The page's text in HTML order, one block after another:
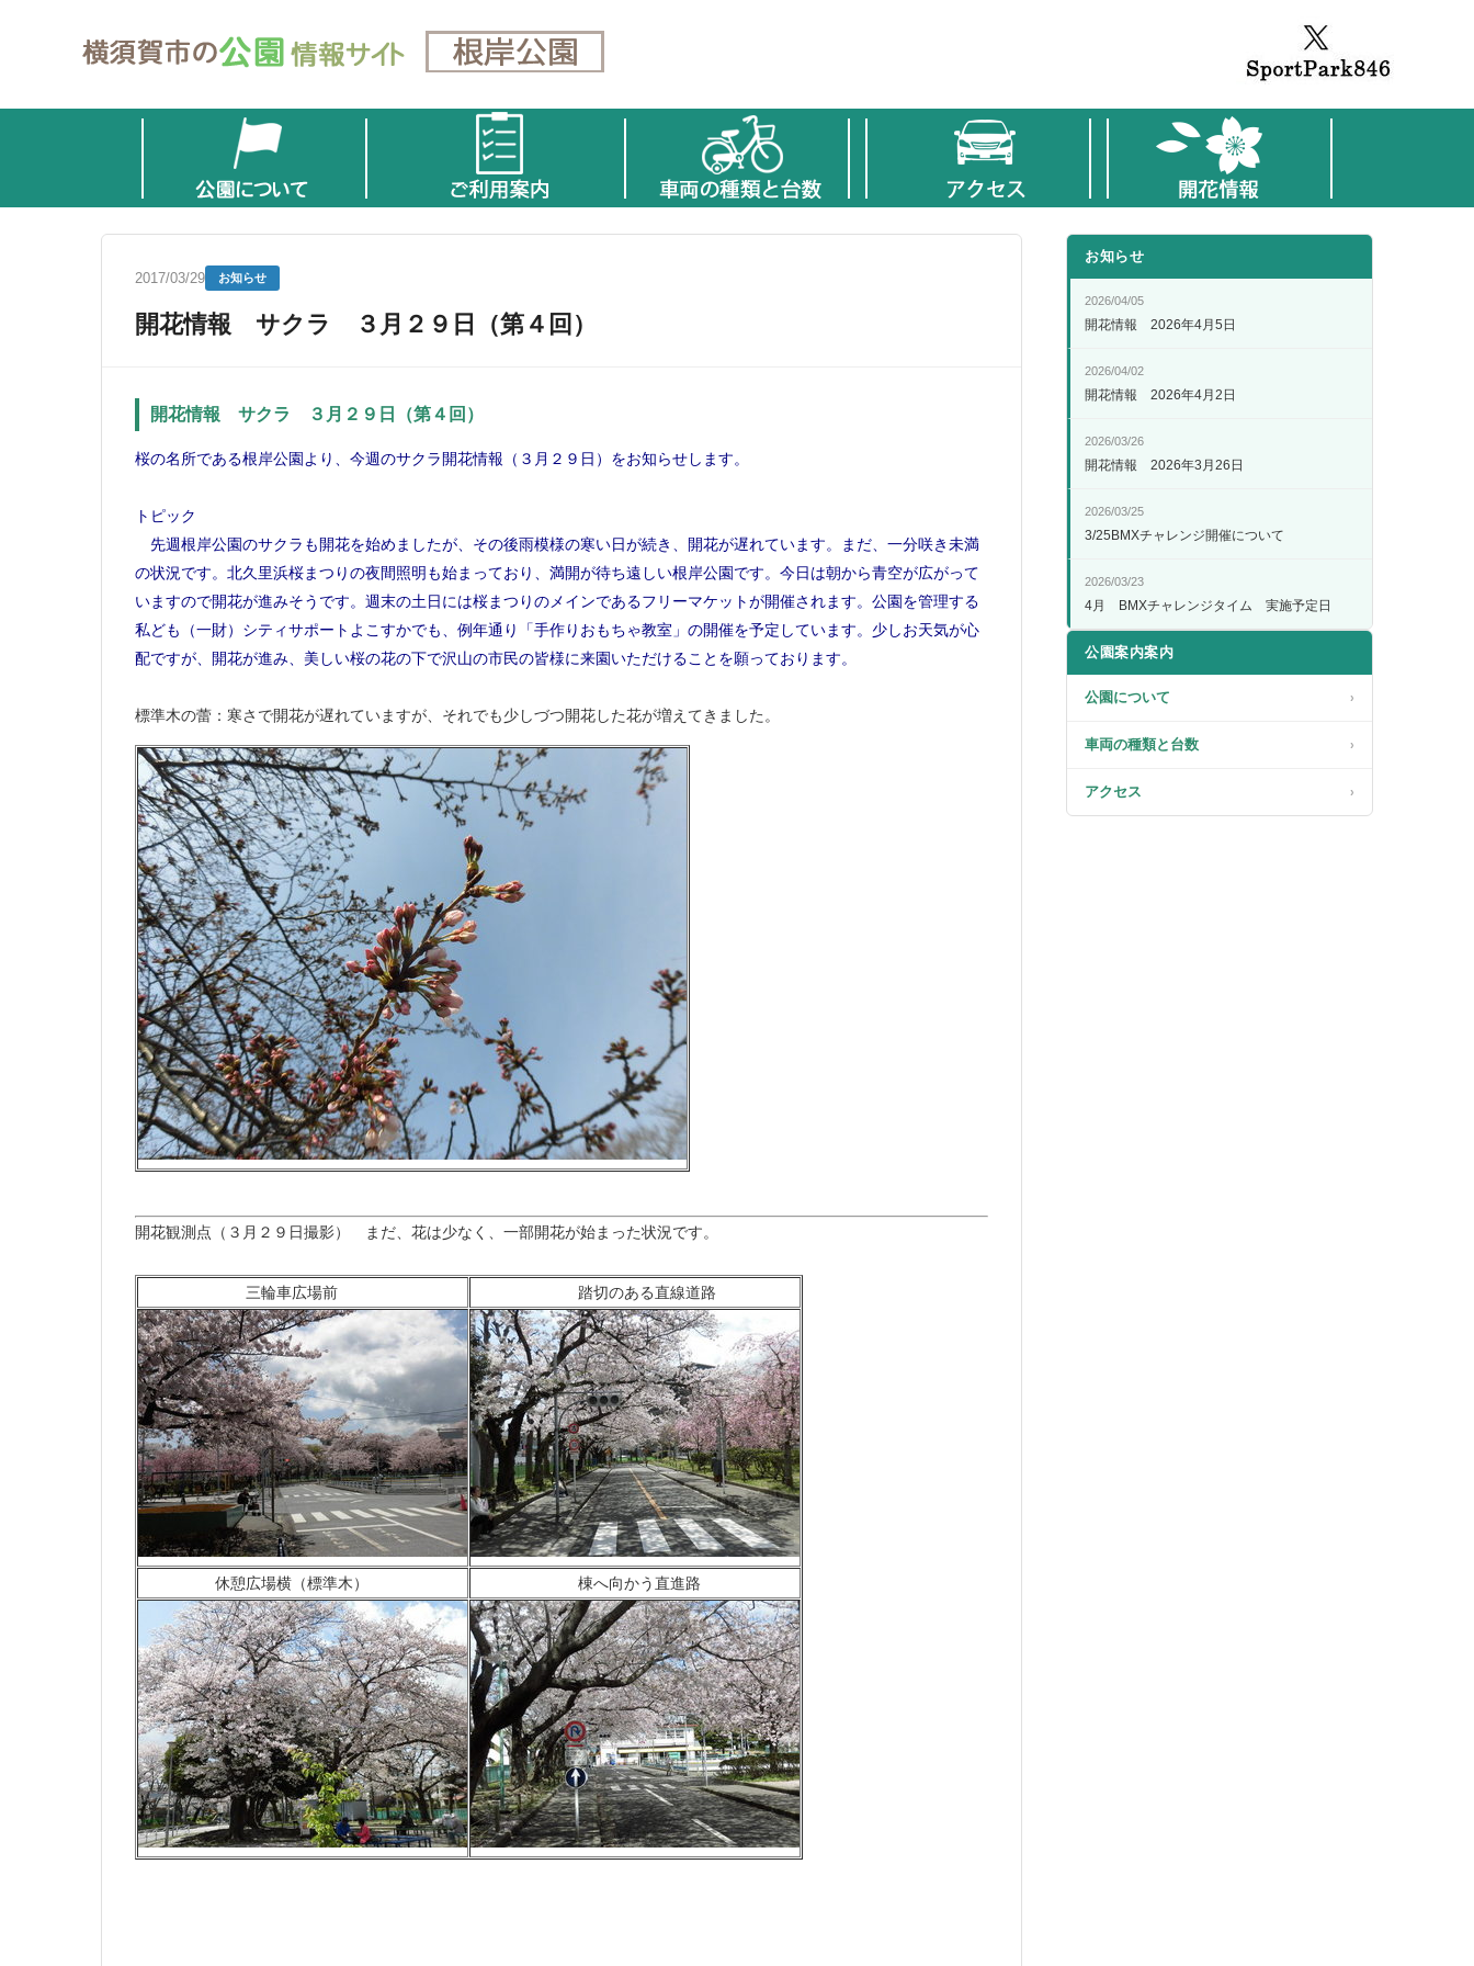
2017/03/29 お知らせ
開花情報 サクラ ３月２９日（第４回）
開花情報 サクラ ３月２９日（第４回）
桜の名所である根岸公園より、今週のサクラ開花情報（３月２９日）をお知らせします。
トピック
先週根岸公園のサクラも開花を始めましたが、その後雨模様の寒い日が続き、開花が遅れています。まだ、一分咲き未満
の状況です。北久里浜桜まつりの夜間照明も始まっており、満開が待ち遠しい根岸公園です。今日は朝から青空が広がって
いますので開花が進みそうです。週末の土日には桜まつりのメインであるフリーマケットが開催されます。公園を管理する
私ども（一財）シティサポートよこすかでも、例年通り「手作りおもちゃ教室」の開催を予定しています。少しお天気が心
配ですが、開花が進み、美しい桜の花の下で沢山の市民の皆様に来園いただけることを願っております。
標準木の蕾：寒さで開花が遅れていますが、それでも少しづつ開花した花が増えてきました。
開花観測点（３月２９日撮影） まだ、花は少なく、一部開花が始まった状況です。
三輪車広場前 踏切のある直線道路
休憩広場横（標準木） 棟へ向かう直進路
お知らせ
2026/04/05
開花情報 2026年4月5日
2026/04/02
開花情報 2026年4月2日
2026/03/26
開花情報 2026年3月26日
2026/03/25
3/25BMXチャレンジ開催について
2026/03/23
4月 BMXチャレンジタイム 実施予定日
公園案内案内
公園について ›
車両の種類と台数 ›
アクセス ›